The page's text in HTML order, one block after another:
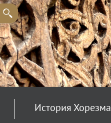
История Хорезма